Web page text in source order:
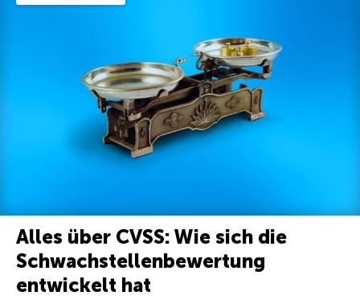
Alles über CVSS: Wie sich die
Schwachstellenbewertung
entwickelt hat